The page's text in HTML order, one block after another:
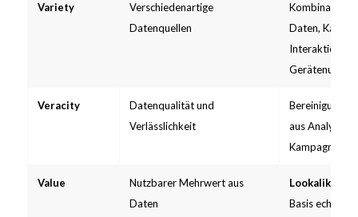
Variety
Verschiedenartige
Datenquellen
Kombination
Daten,
Interaktionen
Gerätenutzung
Veracity
Datenqualität und
Verlässlichkeit
Bereinigung
aus Analytics-
Value
Nutzbarer Mehrwert aus
Daten
Lookalike
Basis echter